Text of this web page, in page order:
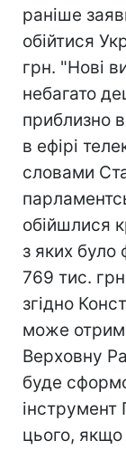
раніше
обійтися
грн. "Нові
небагато
приблизно
в ефірі
словами
обійшлися
з яких було
769 тис.
згідно
може
Верховну
буде
інструмент
цього,